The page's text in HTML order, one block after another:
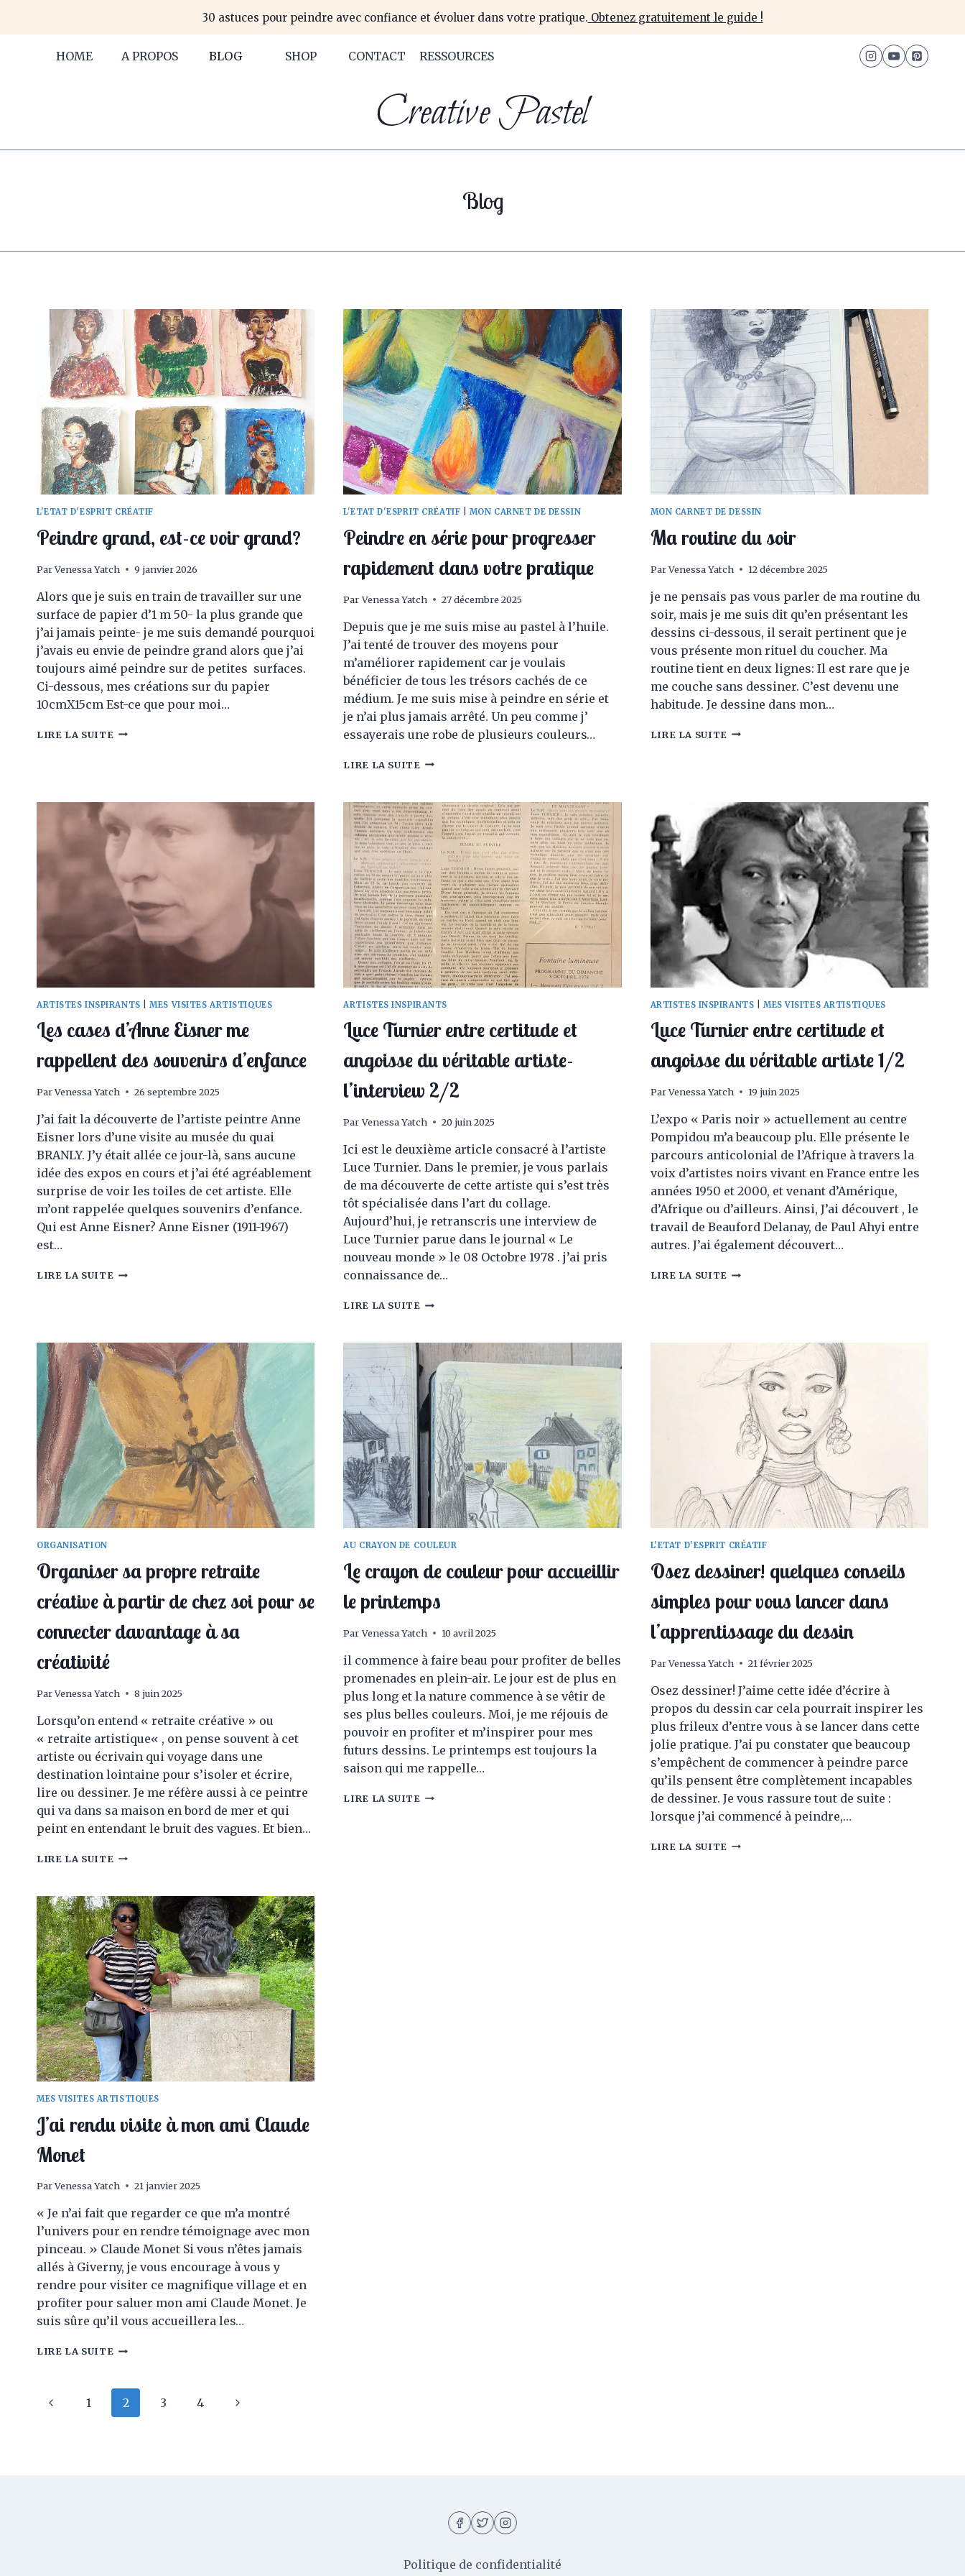
30 astuces pour peindre avec confiance et évoluer dans votre pratique. Obtenez gratuitement le guide !
HOME A PROPOS BLOG SHOP CONTACT RESSOURCES
Creative Pastel
Blog
L'ETAT D'ESPRIT CRÉATIF
Peindre grand, est-ce voir grand?
ParVenessa Yatch 9 janvier 2026
Alors que je suis en train de travailler sur une
surface de papier d’1 m 50- la plus grande que
j’ai jamais peinte- je me suis demandé pourquoi
j’avais eu envie de peindre grand alors que j’ai
toujours aimé peindre sur de petites surfaces.
Ci-dessous, mes créations sur du papier
10cmX15cm Est-ce que pour moi…
LIRE LA SUITE PEINDRE
GRAND?
L'ETAT D'ESPRIT CRÉATIF MON CARNET DE DESSIN
Peindre en série pour progresser
rapidement dans votre pratique
Par Venessa Yatch 27 décembre 2025
Depuis que je me suis mise au pastel à l’huile.
J’ai tenté de trouver des moyens pour
m’améliorer rapidement car je voulais
bénéficier de tous les trésors cachés de ce
médium. Je me suis mise à peindre en série et
je n’ai plus jamais arrêté. Un peu comme j’
essayerais une robe de plusieurs couleurs…
LIRE LA SUITE PEINDRE
POUR
PROGRESSER
RAPIDEMENT
DANS
VOTRE
PRATIQUE
MON CARNET DE DESSIN
Ma routine du soir
ParVenessa Yatch 12 décembre 2025
je ne pensais pas vous parler de ma routine du
soir, mais je me suis dit qu’en présentant les
dessins ci-dessous, il serait pertinent que je
vous présente mon rituel du coucher. Ma
routine tient en deux lignes: Il est rare que je
me couche sans dessiner. C’est devenu une
habitude. Je dessine dans mon…
LIRE LA SUITE MA
ARTISTES INSPIRANTS |MES VISITES ARTISTIQUES
Les cases d’Anne Eisner me
rappellent des souvenirs d’enfance
ParVenessa Yatch 26 septembre 2025
J’ai fait la découverte de l’artiste peintre Anne
Eisner lors d’une visite au musée du quai
BRANLY. J’y était allée ce jour-là, sans aucune
idée des expos en cours et j’ai été agréablement
surprise de voir les toiles de cet artiste. Elle
m’ont rappelée quelques souvenirs d’enfance.
Qui est Anne Eisner? Anne Eisner (1911-1967)
est…
LIRE LA SUITE LES
RAPPELLENT
DES
SOUVENIRS
D’ENFANCE
ARTISTES INSPIRANTS
Luce Turnier entre certitude et
angoisse du véritable artiste-
l’interview 2/2
Par Venessa Yatch 20 juin 2025
Ici est le deuxième article consacré à l’artiste
Luce Turnier. Dans le premier, je vous parlais
de ma découverte de cette artiste qui s’est très
tôt spécialisée dans l’art du collage.
Aujourd’hui, je retranscris une interview de
Luce Turnier parue dans le journal « Le
nouveau monde » le 08 Octobre 1978 . j’ai pris
connaissance de…
LIRE LA SUITE LUCE
CERTITUDE
ANGOISSE
DU
VÉRITABLE
ARTISTE-
L’INTERVIEW
2/2
ARTISTES INSPIRANTS MES VISITES ARTISTIQUES
Luce Turnier entre certitude et
angoisse du véritable artiste 1/2
ParVenessa Yatch 19 juin 2025
L’expo « Paris noir » actuellement au centre
Pompidou m’a beaucoup plu. Elle présente le
parcours anticolonial de l’Afrique à travers la
voix d’artistes noirs vivant en France entre les
années 1950 et 2000, et venant d’Amérique,
d’Afrique ou d’ailleurs. Ainsi, J’ai découvert , le
travail de Beauford Delanay, de Paul Ahyi entre
autres. J’ai également découvert…
LIRE LA SUITE LUCE
ANGOISSE
VÉRITABLE
ARTISTE
ORGANISATION
Organiser sa propre retraite
créative à partir de chez soi pour se
connecter davantage à sa
créativité
ParVenessa Yatch 8 juin 2025
Lorsqu’on entend « retraite créative » ou
« retraite artistique« , on pense souvent à cet
artiste ou écrivain qui voyage dans une
destination lointaine pour s’isoler et écrire,
lire ou dessiner. Je me réfère aussi à ce peintre
qui va dans sa maison en bord de mer et qui
peint en entendant le bruit des vagues. Et bien…
LIRE LA SUITE ORGANISER
RETRAITE
CRÉATIVE
À
PARTIR
DE
CHEZ
SOI
POUR
SE
CONNECTER
DAVANTAGE
À
SA
AU CRAYON DE COULEUR
Le crayon de couleur pour accueillir
le printemps
Par Venessa Yatch 10 avril 2025
il commence à faire beau pour profiter de belles
promenades en plein-air. Le jour est de plus en
plus long et la nature commence à se vêtir de
ses plus belles couleurs. Moi, je me réjouis de
pouvoir en profiter et m’inspirer pour mes
futurs dessins. Le printemps est toujours la
saison qui me rappelle…
LIRE LA SUITE LE
L'ETAT D'ESPRIT CRÉATIF
Osez dessiner! quelques conseils
simples pour vous lancer dans
l’apprentissage du dessin
ParVenessa Yatch 21 février 2025
Osez dessiner! J’aime cette idée d’écrire à
propos du dessin car cela pourrait inspirer les
plus frileux d’entre vous à se lancer dans cette
jolie pratique. J’ai pu constater que beaucoup
s’empêchent de commencer à peindre parce
qu’ils pensent être complètement incapables
de dessiner. Je vous rassure tout de suite :
lorsque j’ai commencé à peindre,…
LIRE LA SUITE OSEZ
MES VISITES ARTISTIQUES
J’ai rendu visite à mon ami Claude
Monet
ParVenessa Yatch 21 janvier 2025
« Je n’ai fait que regarder ce que m’a montré
l’univers pour en rendre témoignage avec mon
pinceau. » Claude Monet Si vous n’êtes jamais
allés à Giverny, je vous encourage à vous y
rendre pour visiter ce magnifique village et en
profiter pour saluer mon ami Claude Monet. Je
suis sûre qu’il vous accueillera les…
LIRE LA SUITE J’AI
À
MON
AMI
Navigation
Page
1 2 3 4
Page
Politique de confidentialité